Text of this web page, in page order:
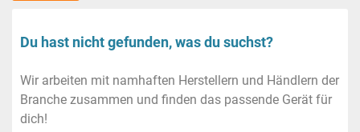
Du hast nicht gefunden, was du suchst?
Wir arbeiten mit namhaften Herstellern und Händlern der
Branche zusammen und finden das passende Gerät für
dich!